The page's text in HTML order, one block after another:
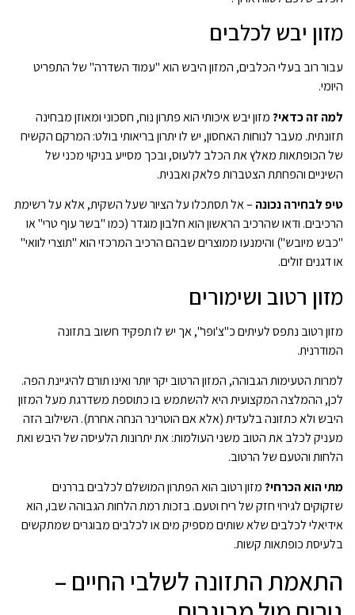
מזון יבש לכלבים
עבור רוב בעלי הכלבים, המזון היבש הוא "עמוד השדרה" של התפריט
היומי.
למה זה כדאי?מזון יבש איכותי הוא פתרון נוח, חסכוני ומאוזן מבחינה
תזונתית. מעבר לנוחות האחסון, יש לו יתרון בריאותי בולט: המרקם הקשיח
של הכופתאות מאלץ את הכלב ללעוס, ובכך מסייע בניקוי מכני של
השיניים והפחתת הצטברות פלאק ואבנית.
טיפ לבחירה נכונה – אל תסתכלו על הציור שעל השקית, אלא על רשימת
הרכיבים. ודאו שהרכיב הראשון הוא חלבון מוגדר (כמו "בשר עוף טרי" או
"כבש מיובש") והימנעו ממוצרים שבהם הרכיב המרכזי הוא "תוצרי לוואי"
או דגנים זולים.
מזון רטוב ושימורים
מזון רטוב נתפס לעיתים כ"צ'ופר", אך יש לו תפקיד חשוב בתזונה
המודרנית.
למרות הטעימות הגבוהה, המזון הרטוב יקר יותר ואינו תורם להיגיינת הפה.
לכן, ההמלצה המקצועית היא להשתמש בו כתוספת משדרגת מעל המזון
היבש ולא כתזונה בלעדית (אלא אם הוטרינר הנחה אחרת). השילוב הזה
מעניק לכלב את הטוב משני העולמות: את יתרונות הלעיסה של היבש ואת
הלחות והטעם של הרטוב.
מתי הוא הכרחי?מזון רטוב הוא הפתרון המושלם לכלבים בררנים
שזקוקים לגירוי חזק של ריח וטעם. בזכות רמת הלחות הגבוהה שבו, הוא
אידיאלי לכלבים שלא שותים מספיק מים או לכלבים מבוגרים שמתקשים
בלעיסת כופתאות קשות.
התאמת התזונה לשלבי החיים –